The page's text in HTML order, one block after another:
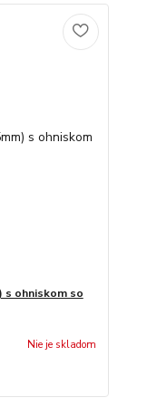
s ohniskom so
Nie je skladom